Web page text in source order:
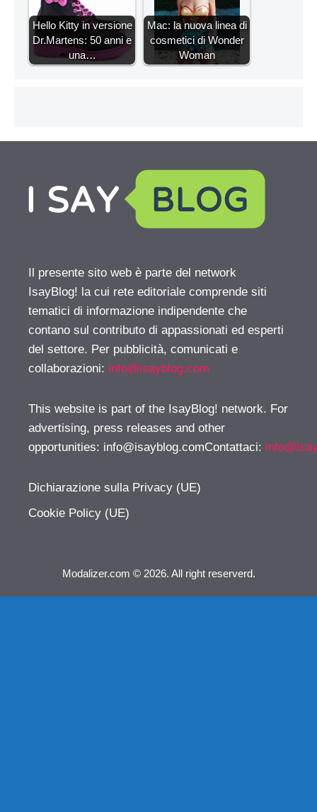
Hello Kitty in versione
Dr.Martens: 50 anni e
una…
Mac: la nuova linea di
cosmetici di Wonder
Woman
Il presente sito web è parte del network
IsayBlog! la cui rete editoriale comprende siti
tematici di informazione indipendente che
contano sul contributo di appassionati ed esperti
del settore. Per pubblicità, comunicati e
collaborazioni: info@isayblog.com
This website is part of the IsayBlog! network. For
advertising, press releases and other
opportunities: info@isayblog.comContattaci:
Dichiarazione sulla Privacy (UE)
Cookie Policy (UE)
Modalizer.com © 2026. All right reserverd.